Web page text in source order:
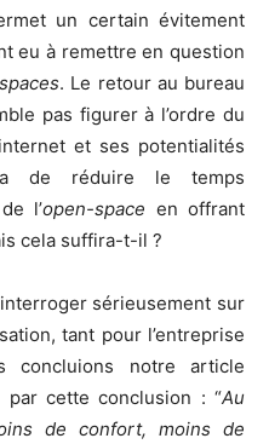
un certain évitement
eu à remettre en question
. Le retour au bureau
pas figurer à l’ordre du
et ses potentialités
de réduire le temps
l’open-space en offrant
cela suffira-t-il ?
sérieusement sur
tant pour l’entreprise
concluions notre article
par cette conclusion : “Au
de confort, moins de